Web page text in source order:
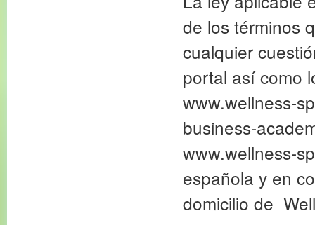
de los términos
cualquier
portal así como
www.wellness-
business-
www.wellness-
española y en
domicilio de